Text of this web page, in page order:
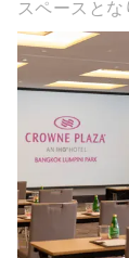
スペースとな